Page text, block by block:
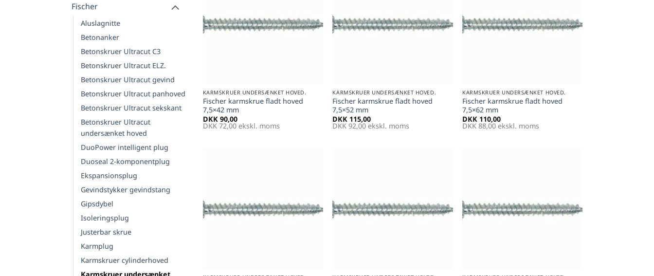
Fischer
Aluslagnitte
Betonanker
Betonskruer Ultracut C3
Betonskruer Ultracut ELZ.
Betonskruer Ultracut gevind
Betonskruer Ultracut panhoved
Betonskruer Ultracut sekskant
Betonskruer Ultracut
undersænket hoved
DuoPower intelligent plug
Duoseal 2-komponentplug
Ekspansionsplug
Gevindstykker gevindstang
Gipsdybel
Isoleringsplug
Justerbar skrue
Karmplug
Karmskruer cylinderhoved
Karmskruer undersænket
KARMSKRUER UNDERSÆNKET HOVED.
Fischer karmskrue fladt hoved
7,5×42 mm
DKK 90,00
DKK 72,00ekskl. moms
KARMSKRUER UNDERSÆNKET HOVED.
Fischer karmskrue fladt hoved
7,5×52 mm
DKK 115,00
DKK 92,00 ekskl. moms
KARMSKRUER UNDERSÆNKET HOVED.
Fischer karmskrue fladt hoved
7,5×62 mm
DKK 110,00
DKK 88,00 ekskl. moms